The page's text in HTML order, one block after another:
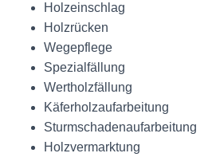
Holzeinschlag
Holzrücken
Wegepflege
Spezialfällung
Wertholzfällung
Käferholzaufarbeitung
Sturmschadenaufarbeitung
Holzvermarktung